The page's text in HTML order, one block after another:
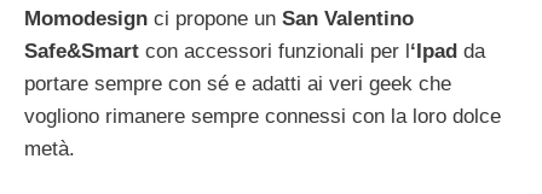
Momodesign ci propone un San Valentino
Safe&Smart con accessori funzionali per l‘Ipad da
portare sempre con sé e adatti ai veri geek che
vogliono rimanere sempre connessi con la loro dolce
metà.